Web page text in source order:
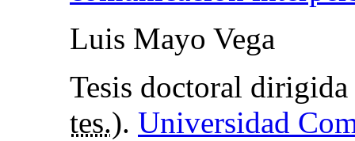
Luis Mayo Vega
Tesis doctoral
tes.). Universidad